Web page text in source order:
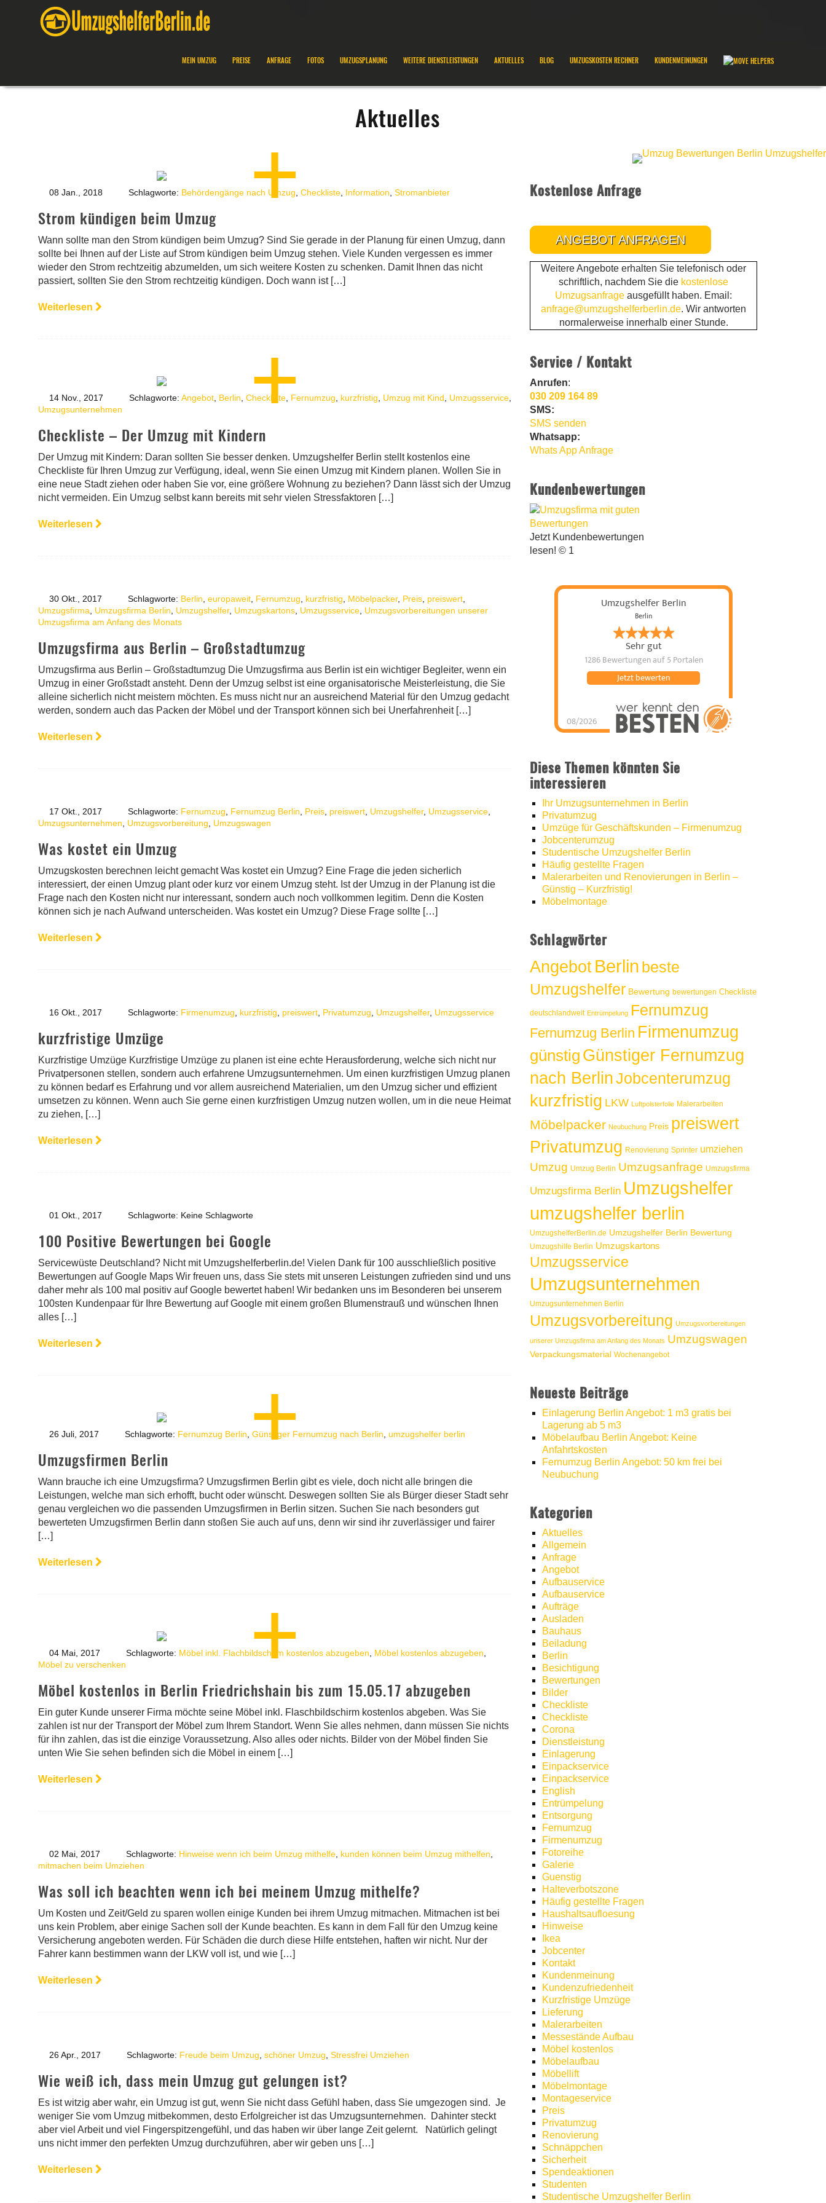
MEIN UMZUG PREISE ANFRAGE FOTOS UMZUGSPLANUNG WEITERE DIENSTLEISTUNGEN AKTUELLES BLOG UMZUGSKOSTEN RECHNER KUNDENMEINUNGEN
Aktuelles
08 Jan., 2018 Schlagworte: Behördengänge nach Umzug Checkliste Information Stromanbieter
Strom kündigen beim Umzug
Wann sollte man den Strom kündigen beim Umzug? Sind Sie gerade in der Planung für einen Umzug, dann
sollte bei Ihnen auf der Liste auf Strom kündigen beim Umzug stehen. Viele Kunden vergessen es immer
wieder den Strom rechtzeitig abzumelden, um sich weitere Kosten zu schenken. Damit Ihnen das nicht
passiert, sollten Sie den Strom rechtzeitig kündigen. Doch wann ist […]
Weiterlesen
14 Nov., 2017 Schlagworte: Angebot Berlin Checkliste Fernumzug kurzfristig Umzug mit Kind Umzugsservice
Umzugsunternehmen
Checkliste – Der Umzug mit Kindern
Der Umzug mit Kindern: Daran sollten Sie besser denken. Umzugshelfer Berlin stellt kostenlos eine
Checkliste für Ihren Umzug zur Verfügung, ideal, wenn Sie einen Umzug mit Kindern planen. Wollen Sie in
eine neue Stadt ziehen oder haben Sie vor, eine größere Wohnung zu beziehen? Dann lässt sich der Umzug
nicht vermeiden. Ein Umzug selbst kann bereits mit sehr vielen Stressfaktoren […]
Weiterlesen
30 Okt., 2017 Schlagworte: Berlin europaweit Fernumzug kurzfristig Möbelpacker, Preis preiswert
Umzugsfirma
Umzugsfirma Berlin Umzugshelfer, Umzugskartons Umzugsservice Umzugsvorbereitungen unserer
Umzugsfirma am Anfang des Monats
Umzugsfirma aus Berlin – Großstadtumzug
Umzugsfirma aus Berlin – Großstadtumzug Die Umzugsfirma aus Berlin ist ein wichtiger Begleiter, wenn ein
Umzug in einer Großstadt ansteht. Denn der Umzug selbst ist eine organisatorische Meisterleistung, die Sie
alleine sicherlich nicht meistern möchten. Es muss nicht nur an ausreichend Material für den Umzug gedacht
werden, sondern auch das Packen der Möbel und der Transport können sich bei Unerfahrenheit […]
Weiterlesen
17 Okt., 2017 Schlagworte: Fernumzug Fernumzug Berlin Preis preiswert Umzugshelfer, Umzugsservice
Umzugsunternehmen
Umzugsvorbereitung Umzugswagen
Was kostet ein Umzug
Umzugskosten berechnen leicht gemacht Was kostet ein Umzug? Eine Frage die jeden sicherlich
interessiert, der einen Umzug plant oder kurz vor einem Umzug steht. Ist der Umzug in der Planung ist die
Frage nach den Kosten nicht nur interessant, sondern auch noch vollkommen legitim. Denn die Kosten
können sich je nach Aufwand unterscheiden. Was kostet ein Umzug? Diese Frage sollte […]
Weiterlesen
16 Okt., 2017 Schlagworte: Firmenumzug kurzfristig preiswert Privatumzug Umzugshelfer, Umzugsservice
kurzfristige Umzüge
Kurzfristige Umzüge Kurzfristige Umzüge zu planen ist eine echte Herausforderung, welche sich nicht nur
Privatpersonen stellen, sondern auch erfahrene Umzugsunternehmen. Um einen kurzfristigen Umzug planen
zu können bedarf es Erfahrung und vor allem ausreichend Materialien, um den Umzug sicher und effizient
umsetzen zu können. Wenn auch Sie gerne einen kurzfristigen Umzug nutzen wollen, um in die neue Heimat
zu ziehen, […]
Weiterlesen
01 Okt., 2017 Schlagworte: Keine Schlagworte
100 Positive Bewertungen bei Google
Servicewüste Deutschland? Nicht mit Umzugshelferberlin.de! Vielen Dank für 100 ausschließlich positive
Bewertungen auf Google Maps Wir freuen uns, dass Sie stets mit unseren Leistungen zufrieden sind und uns
daher mehr als 100 mal positiv auf Google bewertet haben! Wir bedanken uns im Besonderen bei unserem
100sten Kundenpaar für Ihre Bewertung auf Google mit einem großen Blumenstrauß und wünschen Ihnen
alles […]
Weiterlesen
26 Juli, 2017 Schlagworte: Fernumzug Berlin Günstiger Fernumzug nach Berlin umzugshelfer berlin
Umzugsfirmen Berlin
Wann brauche ich eine Umzugsfirma? Umzugsfirmen Berlin gibt es viele, doch nicht alle bringen die
Leistungen, welche man sich erhofft, bucht oder wünscht. Deswegen sollten Sie als Bürger dieser Stadt sehr
genau vergleichen wo die passenden Umzugsfirmen in Berlin sitzen. Suchen Sie nach besonders gut
bewerteten Umzugsfirmen Berlin dann stoßen Sie auch auf uns, denn wir sind ihr zuverlässiger und fairer
[…]
Weiterlesen
04 Mai, 2017 Schlagworte: Möbel inkl. Flachbildschirm kostenlos abzugeben Möbel kostenlos abzugeben
Möbel zu verschenken
Möbel kostenlos in Berlin Friedrichshain bis zum 15.05.17 abzugeben
Ein guter Kunde unserer Firma möchte seine Möbel inkl. Flaschbildschirm kostenlos abgeben. Was Sie
zahlen ist nur der Transport der Möbel zum Ihrem Standort. Wenn Sie alles nehmen, dann müssen Sie nichts
für ihn zahlen, das ist die einzige Voraussetzung. Also alles oder nichts. Bilder von der Möbel finden Sie
unten Wie Sie sehen befinden sich die Möbel in einem […]
Weiterlesen
02 Mai, 2017 Schlagworte: Hinweise wenn ich beim Umzug mithelfe kunden können beim Umzug mithelfen
mitmachen beim Umziehen
Was soll ich beachten wenn ich bei meinem Umzug mithelfe?
Um Kosten und Zeit/Geld zu sparen wollen einige Kunden bei ihrem Umzug mitmachen. Mitmachen ist bei
uns kein Problem, aber einige Sachen soll der Kunde beachten. Es kann in dem Fall für den Umzug keine
Versicherung angeboten werden. Für Schäden die durch diese Hilfe entstehen, haften wir nicht. Nur der
Fahrer kann bestimmen wann der LKW voll ist, und wie […]
Weiterlesen
26 Apr., 2017 Schlagworte: Freude beim Umzug schöner Umzug Stressfrei Umziehen
Wie weiß ich, dass mein Umzug gut gelungen ist?
Es ist witzig aber wahr, ein Umzug ist gut, wenn Sie nicht dass Gefühl haben, dass Sie umgezogen sind. Je
weniger Sie vom Umzug mitbekommen, desto Erfolgreicher ist das Umzugsunternehmen. Dahinter steckt
aber viel Arbeit und viel Fingerspitzengefühl, und das haben wir über lange Zeit gelernt. Natürlich gelingt
uns nicht immer den perfekten Umzug durchzuführen, aber wir geben uns […]
Weiterlesen
Kostenlose Anfrage
ANGEBOT ANFRAGEN
Weitere Angebote erhalten Sie telefonisch oder
schriftlich, nachdem Sie die kostenlose
Umzugsanfrage ausgefüllt haben. Email:
anfrage@umzugshelferberlin.de. Wir antworten
normalerweise innerhalb einer Stunde.
Service / Kontakt
Anrufen:
030 209 164 89
SMS:
SMS senden
Whatsapp:
Whats App Anfrage
Kundenbewertungen
Jetzt Kundenbewertungen
lesen! © 1
Umzugshelfer Berlin
Berlin
Sehr gut
1286 Bewertungenauf 5 Portalen
08/2026
Jetzt bewerten
Umzugshelfer Berlin
hat5von5 Sternen |
werkenntdenBESTEN.de
Diese Themen könnten Sie
interessieren
Ihr Umzugsunternehmen in Berlin
Privatumzug
Umzüge für Geschäftskunden – Firmenumzug
Jobcenterumzug
Studentische Umzugshelfer Berlin
Häufig gestellte Fragen
Malerarbeiten und Renovierungen in Berlin –
Günstig – Kurzfristig!
Möbelmontage
Schlagwörter
AngebotBerlin beste
Umzugshelfer Bewertung bewertungen Checkliste
deutschlandweit Entrümpelung Fernumzug
Fernumzug Berlin Firmenumzug
günstig Günstiger Fernumzug
nach BerlinJobcenterumzug
kurzfristig LKW Luftpolsterfolie Malerarbeiten
Möbelpacker Neubuchung Preis preiswert
Privatumzug Renovierung Sprinter umziehen
Umzug Umzug Berlin Umzugsanfrage Umzugsfirma
Umzugsfirma Berlin Umzugshelfer
umzugshelfer berlin
UmzugshelferBerlin.de Umzugshelfer Berlin Bewertung
Umzugshilfe Berlin Umzugskartons
Umzugsservice
Umzugsunternehmen
Umzugsunternehmen Berlin
Umzugsvorbereitung Umzugsvorbereitungen
unserer Umzugsfirma am Anfang des Monats Umzugswagen
Verpackungsmaterial Wochenangebot
Neueste Beiträge
Einlagerung Berlin Angebot: 1 m3 gratis bei
Lagerung ab 5 m3
Möbelaufbau Berlin Angebot: Keine
Anfahrtskosten
Fernumzug Berlin Angebot: 50 km frei bei
Neubuchung
Kategorien
Aktuelles
Allgemein
Anfrage
Angebot
Aufbauservice
Aufbauservice
Aufträge
Ausladen
Bauhaus
Beiladung
Berlin
Besichtigung
Bewertungen
Bilder
Checkliste
Checkliste
Corona
Dienstleistung
Einlagerung
Einpackservice
Einpackservice
English
Entrümpelung
Entsorgung
Fernumzug
Firmenumzug
Fotoreihe
Galerie
Guenstig
Halteverbotszone
Häufig gestellte Fragen
Haushaltsaufloesung
Hinweise
Ikea
Jobcenter
Kontakt
Kundenmeinung
Kundenzufriedenheit
Kurzfristige Umzüge
Lieferung
Malerarbeiten
Messestände Aufbau
Möbel kostenlos
Möbelaufbau
Möbellift
Möbelmontage
Montageservice
Preis
Privatumzug
Renovierung
Schnäppchen
Sicherheit
Spendeaktionen
Studenten
Studentische Umzugshelfer Berlin